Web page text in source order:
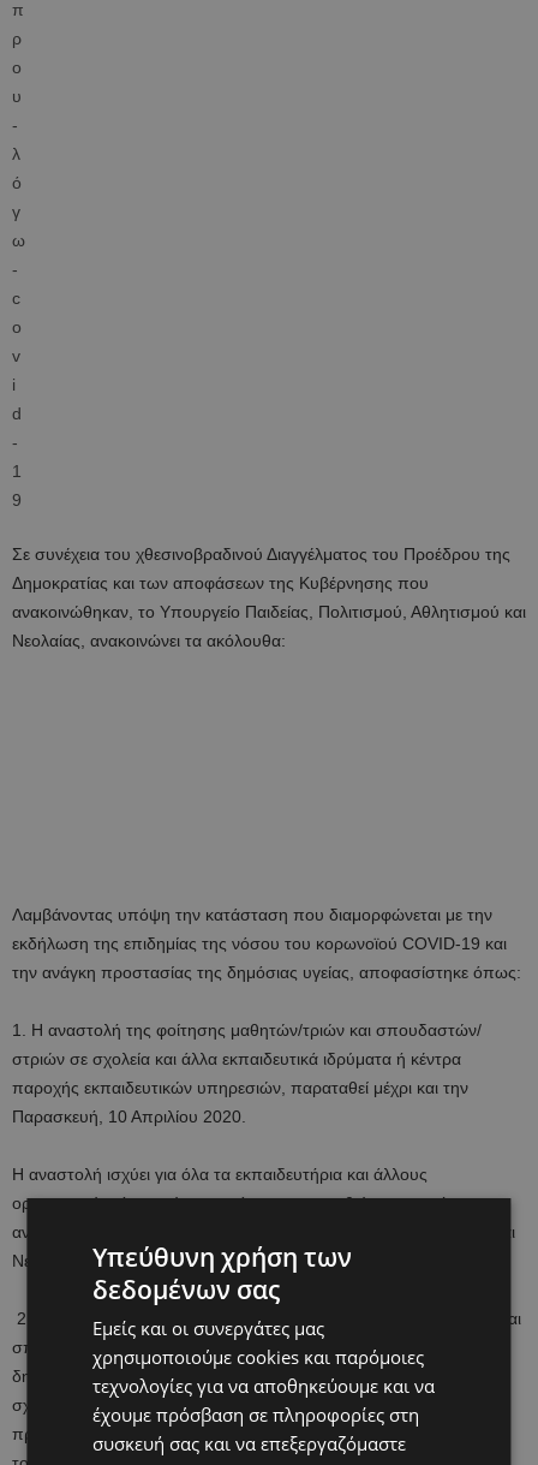
Σε συνέχεια του χθεσινοβραδινού Διαγγέλματος του Προέδρου της
Δημοκρατίας και των αποφάσεων της Κυβέρνησης που
ανακοινώθηκαν, το Υπουργείο Παιδείας, Πολιτισμού, Αθλητισμού και
Νεολαίας, ανακοινώνει τα ακόλουθα:
Λαμβάνοντας υπόψη την κατάσταση που διαμορφώνεται με την
εκδήλωση της επιδημίας της νόσου του κορωνοϊού COVID-19 και
την ανάγκη προστασίας της δημόσιας υγείας, αποφασίστηκε όπως:
1. Η αναστολή της φοίτησης μαθητών/τριών και σπουδαστών/
στριών σε σχολεία και άλλα εκπαιδευτικά ιδρύματα ή κέντρα
παροχής εκπαιδευτικών υπηρεσιών, παραταθεί μέχρι και την
Παρασκευή, 10 Απριλίου 2020.
Η αναστολή ισχύει για όλα τα εκπαιδευτήρια και άλλους
οργανισμούς, όπως είχε αρχικά γνωστοποιηθεί σε σχετική
ανακοίνωση του Υπουργείου Παιδείας, Πολιτισμού, Αθλητισμού και
Νεολαίας (ΥΠΠΑΝ).
2. Διευκρινίζεται ότι αναστέλλεται η φοίτηση των μαθητών/τριών και
σπουδαστών/στριών, σε όλες τις βαθμίδες της εκπαίδευσης, στον
δημόσιο και τον ιδιωτικό τομέα και όχι η γενικότερη λειτουργία των
σχολείων. Επομένως, το εκπαιδευτικό, διοικητικό και άλλο
προσωπικό των σχολείων θα προσέρχεται κανονικά στην εργασία
Υπεύθυνη χρήση των
δεδομένων σας
Εμείς και οι συνεργάτες μας
χρησιμοποιούμε cookies και παρόμοιες
τεχνολογίες για να αποθηκεύουμε και να
έχουμε πρόσβαση σε πληροφορίες στη
συσκευή σας και να επεξεργαζόμαστε